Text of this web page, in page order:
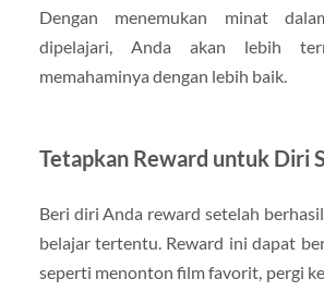
Dengan menemukan minat
dipelajari, Anda akan lebih
memahaminya dengan lebih baik.
Tetapkan Reward untuk Diri
Beri diri Anda reward setelah
belajar tertentu. Reward ini dapat
seperti menonton film favorit, pergi